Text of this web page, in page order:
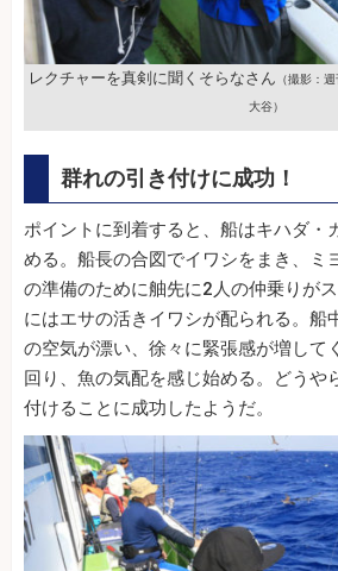
レクチャーを真剣に聞くそらなさん （撮影：
大谷）
群れの引き付けに成功！
ポイントに到着すると、船はキハダ・
める。船長の合図でイワシをまき、ミ
の準備のために舳先に2人の仲乗りが
にはエサの活きイワシが配られる。船
の空気が漂い、徐々に緊張感が増して
回り、魚の気配を感じ始める。どうや
付けることに成功したようだ。